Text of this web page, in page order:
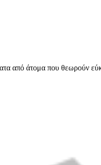
από άτομα που θεωρούν